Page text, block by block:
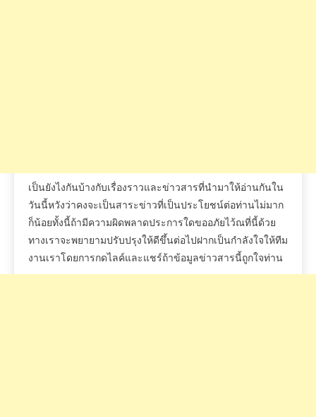
เป็นยังไงกันบ้างกับเรื่องราวและข่าวสารที่นำมาให้อ่านกันใน
วันนี้หวังว่าคงจะเป็นสาระข่าวที่เป็นประโยชน์ต่อท่านไม่มาก
ก็น้อยทั้งนี้ถ้ามีความผิดพลาดประการใดขออภัยไว้ณที่นี้ด้วย
ทางเราจะพยายามปรับปรุงให้ดีขึ้นต่อไปฝากเป็นกำลังใจให้ทีม
งานเราโดยการกดไลค์และแชร์ถ้าข้อมูลข่าวสารนี้ถูกใจท่าน